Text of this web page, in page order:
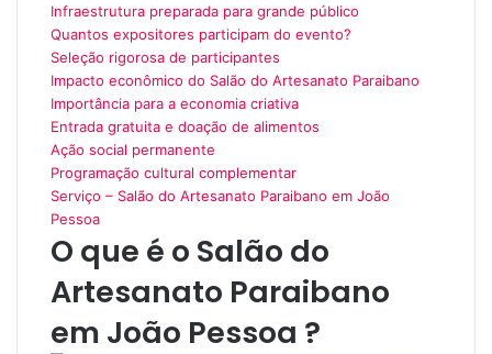
Infraestrutura preparada para grande público
Quantos expositores participam do evento?
Seleção rigorosa de participantes
Impacto econômico do Salão do Artesanato Paraibano
Importância para a economia criativa
Entrada gratuita e doação de alimentos
Ação social permanente
Programação cultural complementar
Serviço – Salão do Artesanato Paraibano em João
Pessoa
O que é o Salão do
Artesanato Paraibano
em João Pessoa ?